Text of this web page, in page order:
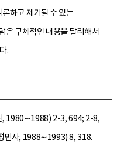
하고 제기될 수 있는
은 구체적인 내용을 달리해서
.
, 1980∼1988) 2-3, 694; 2-8,
민사, 1988∼1993) 8, 318.